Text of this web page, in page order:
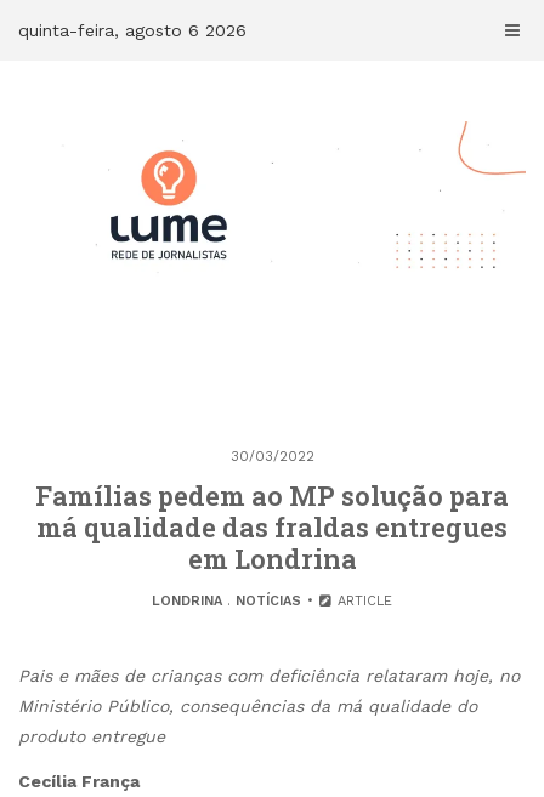
quinta-feira, agosto 6 2026
30/03/2022
Famílias pedem ao MP solução para
má qualidade das fraldas entregues
em Londrina
LONDRINA. NOTÍCIAS ARTICLE
Pais e mães de crianças com deficiência relataram hoje, no
Ministério Público, consequências da má qualidade do
produto entregue
Cecília França